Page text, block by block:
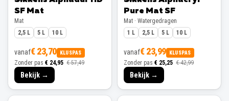
SF Mat
Mat
2,5 L
5 L 10 L
vanaf€ 23,70 KLUSPAS
Zonder pas € 24,95 € 57,49
Bekijk →
Pure Mat SF
Mat · Watergedragen
1 L
2,5 L 5 L 10 L
vanaf€ 23,99 KLUSPAS
Zonder pas € 25,25 € 42,99
Bekijk →